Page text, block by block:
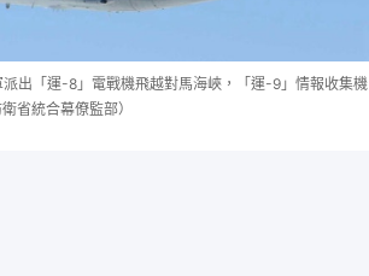
出「運-8」電戰機飛越對馬海峽，「運-9」情報收集機
省統合幕僚監部）